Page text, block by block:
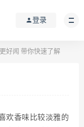
登录
好闻 带你快速了解
欢香味比较淡雅的